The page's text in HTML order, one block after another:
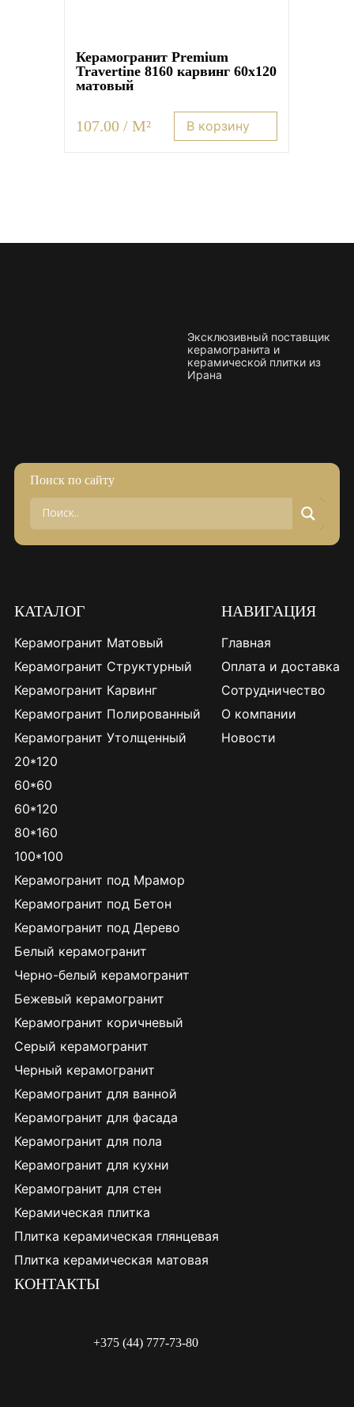
Керамогранит Premium
Travertine 8160 карвинг 60х120
матовый
107.00 / M² В корзину
Эксклюзивный поставщик
керамогранита и
керамической плитки из
Ирана
Поиск по сайту
КАТАЛОГ
Керамогранит Матовый
Керамогранит Структурный
Керамогранит Карвинг
Керамогранит Полированный
Керамогранит Утолщенный
20*120
60*60
60*120
80*160
100*100
Керамогранит под Мрамор
Керамогранит под Бетон
Керамогранит под Дерево
Белый керамогранит
Черно-белый керамогранит
Бежевый керамогранит
Керамогранит коричневый
Серый керамогранит
Черный керамогранит
Керамогранит для ванной
Керамогранит для фасада
Керамогранит для пола
Керамогранит для кухни
Керамогранит для стен
Керамическая плитка
Плитка керамическая глянцевая
Плитка керамическая матовая
НАВИГАЦИЯ
Главная
Оплата и доставка
Сотрудничество
О компании
Новости
КОНТАКТЫ
+375 (44) 777-73-80